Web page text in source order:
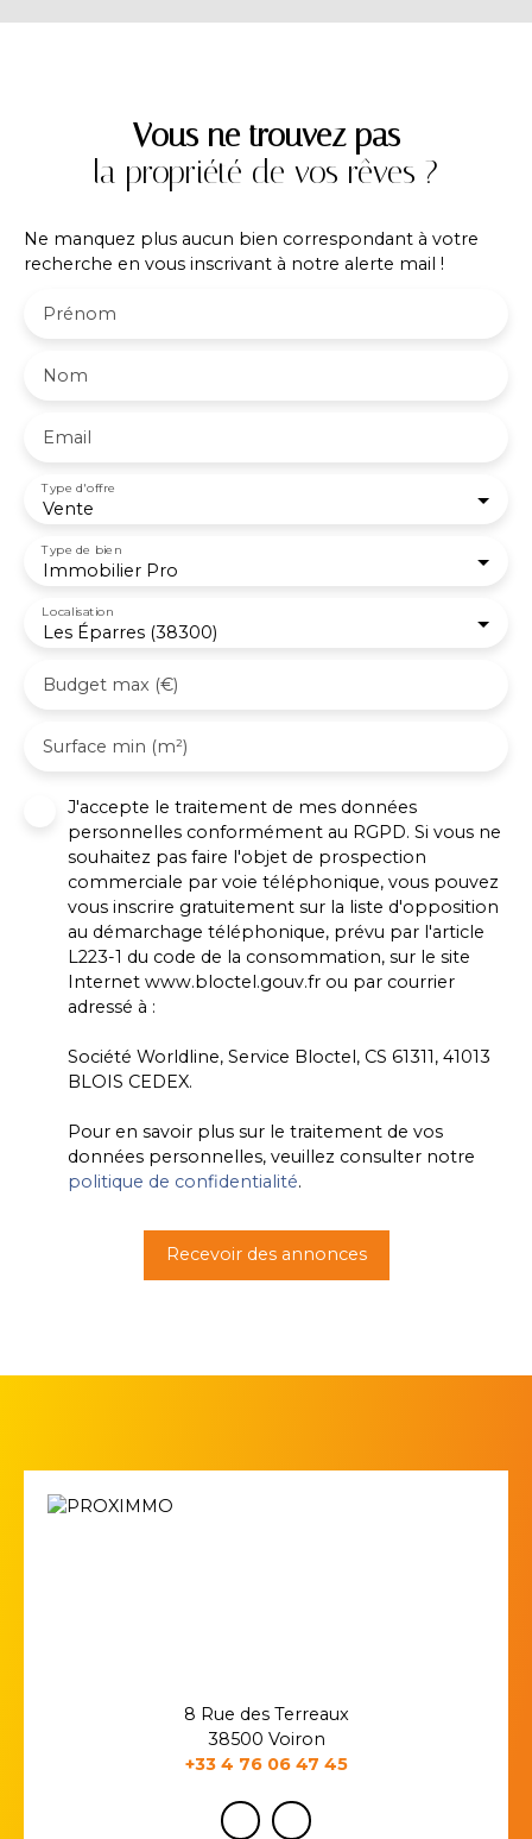
Vous ne trouvez pas
la propriété de vos rêves ?
Ne manquez plus aucun bien correspondant à votre
recherche en vous inscrivant à notre alerte mail !
Prénom
Nom
Email
Vente
Type d'offre
Immobilier Pro
Type de bien
Les Éparres (38300)
Localisation
Budget max (€)
Surface min (m²)
J'accepte le traitement de mes données
personnelles conformément au RGPD. Si vous ne
souhaitez pas faire l'objet de prospection
commerciale par voie téléphonique, vous pouvez
vous inscrire gratuitement sur la liste d'opposition
au démarchage téléphonique, prévu par l'article
L223-1 du code de la consommation, sur le site
Internet www.bloctel.gouv.fr ou par courrier
adressé à :
Société Worldline, Service Bloctel, CS 61311, 41013
BLOIS CEDEX.
Pour en savoir plus sur le traitement de vos
données personnelles, veuillez consulter notre
politique de confidentialité.
Recevoir des annonces
8 Rue des Terreaux
38500 Voiron
+33 4 76 06 47 45